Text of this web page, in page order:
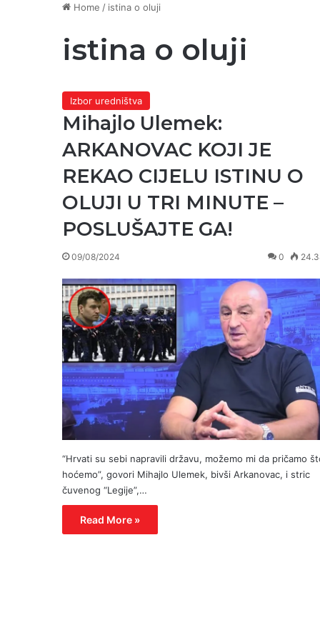
Home / istina o oluji
istina o oluji
Izbor uredništva
Mihajlo Ulemek:
ARKANOVAC KOJI JE
REKAO CIJELU ISTINU O
OLUJI U TRI MINUTE –
POSLUŠAJTE GA!
09/08/2024 0
“Hrvati su sebi napravili državu, možemo mi da pričamo
hoćemo”, govori Mihajlo Ulemek, bivši Arkanovac, i stric
čuvenog “Legije”,…
Read More »